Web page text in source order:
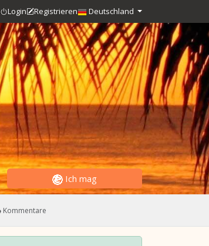
Login Registrieren Deutschland
Ich mag
Kommentare